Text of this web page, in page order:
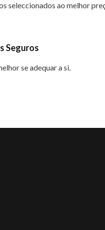
seleccionados ao melhor
Seguros
se adequar a si.